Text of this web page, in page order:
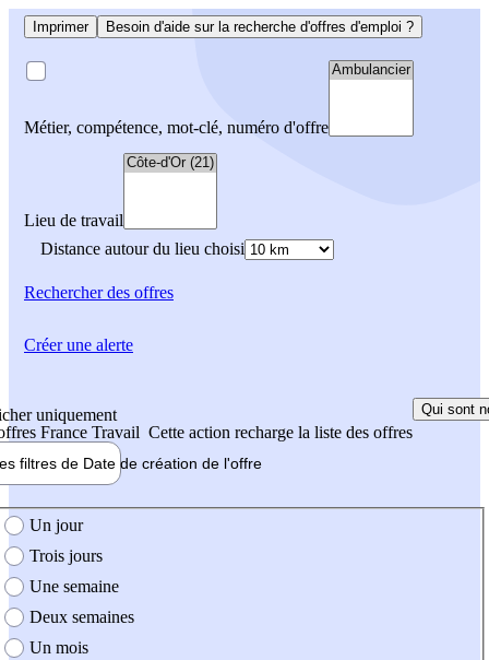
Imprimer Besoin d'aide sur la recherche d'offres d'emploi ?
Métier, compétence, mot-clé, numéro d'offre
Lieu de travail
Distance autour du lieu choisi
Rechercherdes offres
uniquement
France Travail Cette action recharge la liste des offres
Qui sont
filtres de Date de création de l'offre
création de l'offre
Un jour
Trois jours
Une semaine
Deux semaines
Un mois
Créer une alerte